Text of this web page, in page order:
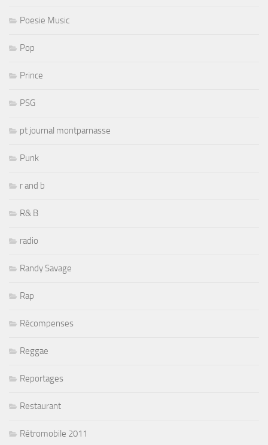
Poesie Music
Pop
Prince
PSG
pt journal montparnasse
Punk
r and b
R& B
radio
Randy Savage
Rap
Récompenses
Reggae
Reportages
Restaurant
Rétromobile 2011